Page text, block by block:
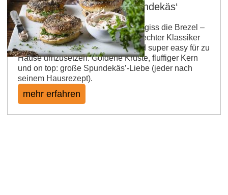
DIY Laugen-Bagels mit Spundekäs‘
Rheinhessen zum Reinbeißen! Vergiss die Brezel –
heute kommt der Bagel daher. Ein echter Klassiker
aus Rheinhessen, neu gedacht und super easy für zu
Hause umzusetzen. Goldene Kruste, fluffiger Kern
und on top: große Spundekäs’-Liebe (jeder nach
seinem Hausrezept).
mehr erfahren